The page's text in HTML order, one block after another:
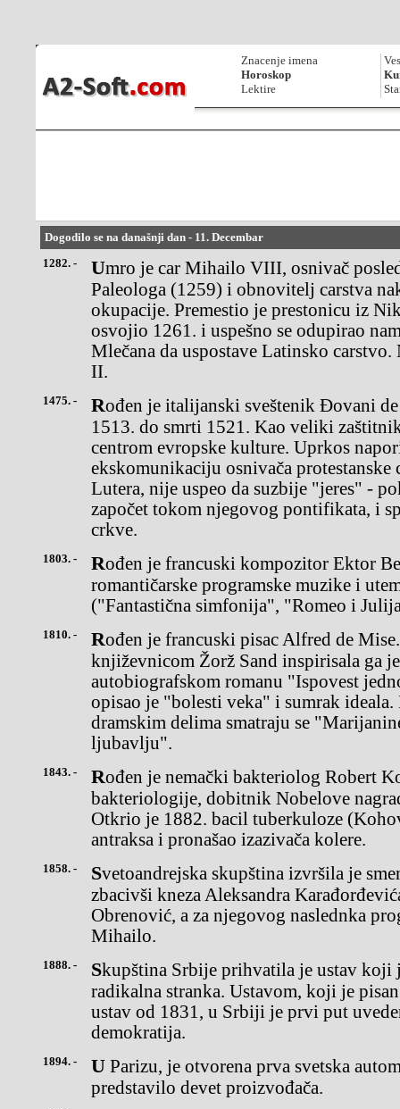
Znacenje imena
Horoskop
Lektire
Dogodilo se na današnji dan - 11. Decembar
1282. -
Umro je car Mihailo VIII, osnivač poslednje vizantijske dinastije
Paleologa (1259) i obnovitelj carstva
okupacije. Premestio je prestonicu iz
osvojio 1261. i uspešno se odupirao
Mlečana da uspostave Latinsko
II.
1475. - Rođen je italijanski sveštenik Đovani de Mediči, papa Lav X od
1513. do smrti 1521. Kao veliki
centrom evropske kulture. Uprkos
ekskomunikaciju osnivača
Lutera, nije uspeo da suzbije "jeres" -
započet tokom njegovog pontifikata, i
crkve.
1803. - Rođen je francuski kompozitor Ektor Berlioz (Hector), tvorac
romantičarske programske muzike i
("Fantastična simfonija", "Romeo i
1810. - Rođen je francuski pisac Alfred de Mise. Nesrećna ljubav s
književnicom Žorž Sand inspirisala ga
autobiografskom romanu "Ispovest
opisao je "bolesti veka" i sumrak
dramskim delima smatraju se
ljubavlju".
1843. - Rođen je nemački bakteriolog Robert Koh, jedan od osnivača
bakteriologije, dobitnik Nobelove
Otkrio je 1882. bacil tuberkuloze
antraksa i pronašao izazivača kolere.
1858. - Svetoandrejska skupština izvršila je smenu dinastije u Srbiji
zbacivši kneza Aleksandra
Obrenović, a za njegovog naslednka
Mihailo.
1888. - Skupština Srbije prihvatila je ustav koji je predložila Narodna
radikalna stranka. Ustavom, koji je
ustav od 1831, u Srbiji je prvi put
demokratija.
1894. - U Parizu, je otvorena prva svetska automobilska izložba na kojoj se
predstavilo devet proizvođača.